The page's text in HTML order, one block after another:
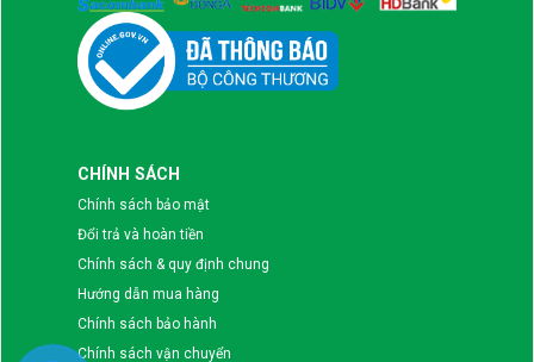
CHÍNH SÁCH
Chính sách bảo mật
Đổi trả và hoàn tiền
Chính sách & quy định chung
Hướng dẫn mua hàng
Chính sách bảo hành
Chính sách vận chuyển